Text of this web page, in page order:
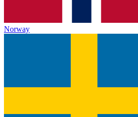
Norway